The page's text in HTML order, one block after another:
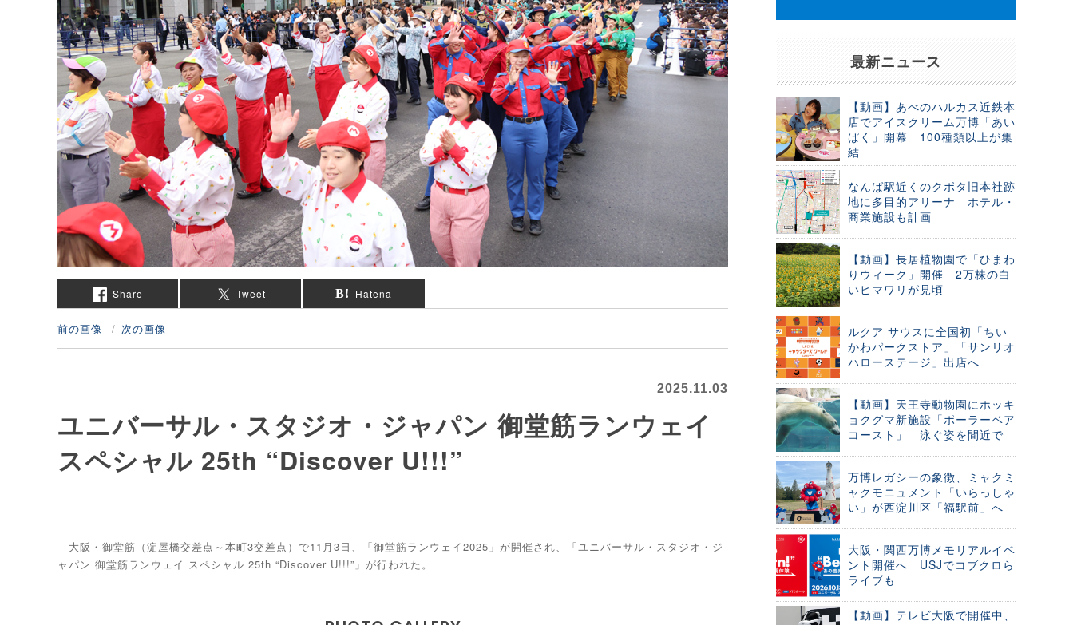
Share Tweet Hatena
前の画像 次の画像
2025.11.03
ユニバーサル・スタジオ・ジャパン 御堂筋ランウェイ
スペシャル 25th “Discover U!!!”
大阪・御堂筋（淀屋橋交差点～本町3交差点）で11月3日、「御堂筋ランウェイ2025」が開催され、「ユニバーサル・スタジオ・ジ
ャパン 御堂筋ランウェイ スペシャル 25th “Discover U!!!”」が行われた。
最新ニュース
【動画】あべのハルカス近鉄本
店でアイスクリーム万博「あい
ぱく」開幕 100種類以上が集
結
なんば駅近くのクボタ旧本社跡
地に多目的アリーナ ホテル・
商業施設も計画
【動画】長居植物園で「ひまわ
りウィーク」開催 2万株の白
いヒマワリが見頃
ルクア サウスに全国初「ちい
かわパークストア」「サンリオ
ハローステージ」出店へ
【動画】天王寺動物園にホッキ
ョクグマ新施設「ポーラーベア
コースト」 泳ぐ姿を間近で
万博レガシーの象徴、ミャクミ
ャクモニュメント「いらっしゃ
い」が西淀川区「福駅前」へ
大阪・関西万博メモリアルイベ
ント開催へ USJでコブクロら
ライブも
【動画】テレビ大阪で開催中、